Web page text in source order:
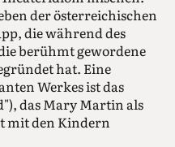
der österreichischen
die während des
berühmt gewordene
hat. Eine
Werkes ist das
das Mary Martin als
mit den Kindern